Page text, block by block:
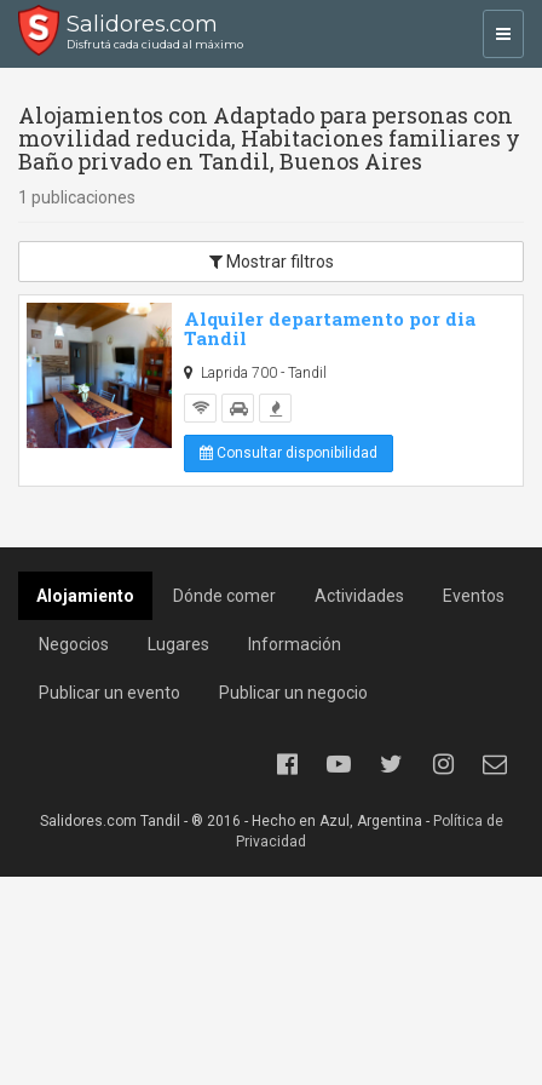
Salidores.com
Disfrutá cada ciudad al máximo
Alojamientos con Adaptado para personas con
movilidad reducida, Habitaciones familiares y
Baño privado en Tandil, Buenos Aires
1 publicaciones
Mostrar filtros
Alquiler departamento por dia
Tandil
Laprida 700 - Tandil
Consultar disponibilidad
Alojamiento Dónde comer Actividades Eventos
Negocios Lugares Información
Publicar un evento Publicar un negocio
Salidores.com Tandil - ® 2016 - Hecho en Azul, Argentina - Política de
Privacidad